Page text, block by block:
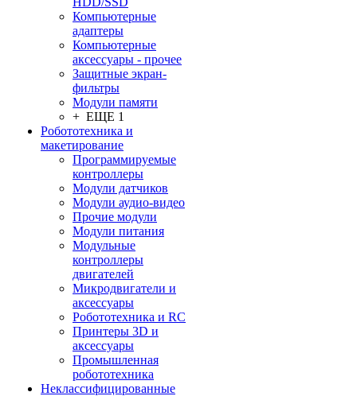
Компьютерные
адаптеры
Компьютерные
аксессуары - прочее
Защитные экран-
фильтры
Модули памяти
+ ЕЩЕ 1
Робототехника и
макетирование
Программируемые
контроллеры
Модули датчиков
Модули аудио-видео
Прочие модули
Модули питания
Модульные
контроллеры
двигателей
Микродвигатели и
аксессуары
Робототехника и RC
Принтеры 3D и
аксессуары
Промышленная
робототехника
Неклассифицированные